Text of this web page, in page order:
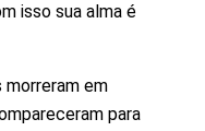
isso sua alma é
em
para